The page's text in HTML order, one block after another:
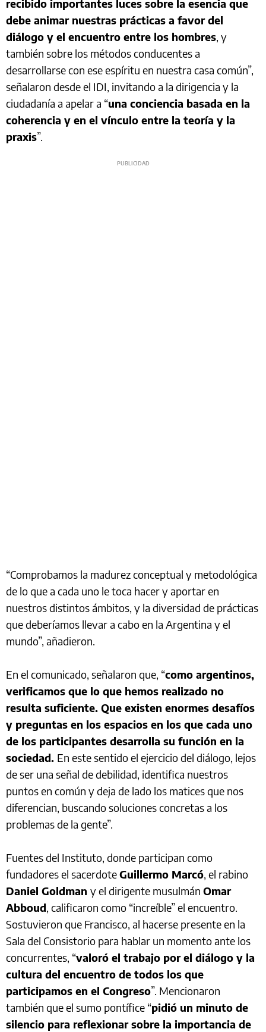
recibido importantes luces sobre la esencia que
debe animar nuestras prácticas a favor del
diálogo y el encuentro entre los hombres, y
también sobre los métodos conducentes a
desarrollarse con ese espíritu en nuestra casa común”,
señalaron desde el IDI, invitando a la dirigencia y la
ciudadanía a apelar a “una conciencia basada en la
coherencia y en el vínculo entre la teoría y la
praxis”.
“Comprobamos la madurez conceptual y metodológica
de lo que a cada uno le toca hacer y aportar en
nuestros distintos ámbitos, y la diversidad de prácticas
que deberíamos llevar a cabo en la Argentina y el
mundo”, añadieron.
En el comunicado, señalaron que, “como argentinos,
verificamos que lo que hemos realizado no
resulta suficiente. Que existen enormes desafíos
y preguntas en los espacios en los que cada uno
de los participantes desarrolla su función en la
sociedad. En este sentido el ejercicio del diálogo, lejos
de ser una señal de debilidad, identifica nuestros
puntos en común y deja de lado los matices que nos
diferencian, buscando soluciones concretas a los
problemas de la gente”.
Fuentes del Instituto, donde participan como
fundadores el sacerdoteGuillermo Marcó, el rabino
Daniel Goldman y el dirigente musulmán Omar
Abboud, calificaron como “increíble” el encuentro.
Sostuvieron que Francisco, al hacerse presente en la
Sala del Consistorio para hablar un momento ante los
concurrentes, “valoró el trabajo por el diálogo y la
cultura del encuentro de todos los que
participamos en el Congreso”. Mencionaron
también que el sumo pontífice “pidió un minuto de
silencio para reflexionar sobre la importancia de